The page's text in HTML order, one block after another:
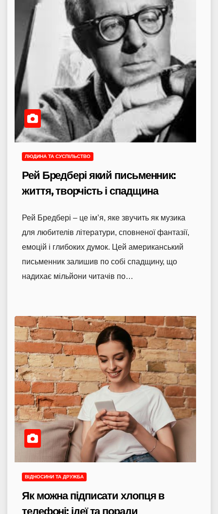
ЛЮДИНА ТА СУСПІЛЬСТВО
Рей Бредбері який письменник:
життя, творчість і спадщина
Рей Бредбері – це ім’я, яке звучить як музика
для любителів літератури, сповненої фантазії,
емоцій і глибоких думок. Цей американський
письменник залишив по собі спадщину, що
надихає мільйони читачів по…
ВІДНОСИНИ ТА ДРУЖБА
Як можна підписати хлопця в
телефоні: ідеї та поради